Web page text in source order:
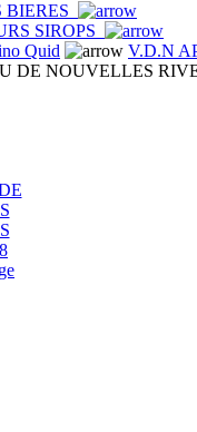
BIERES
SIROPS
Quid
V.D.N
DE NOUVELLES